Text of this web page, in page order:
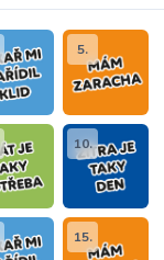
5.
10.
15.